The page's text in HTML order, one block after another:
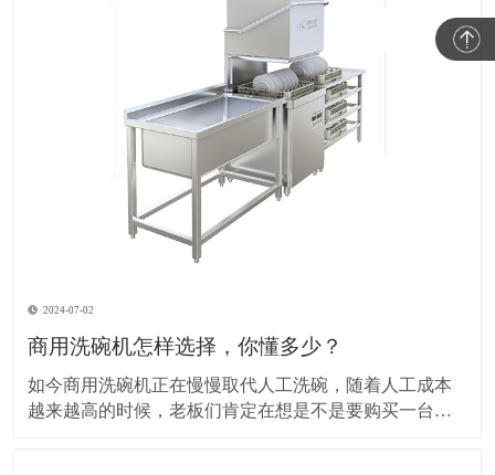
2024-07-02
商用洗碗机怎样选择，你懂多少？
如今商用洗碗机正在慢慢取代人工洗碗，随着人工成本
越来越高的时候，老板们肯定在想是不是要购买一台商